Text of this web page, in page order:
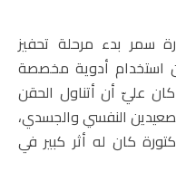
سمر بدء مرحلة تحفيز
استخدام أدوية مخصصة
كان عليّ أن أتناول الحقن
النفسي والجسدي،
كان له أثر كبير في